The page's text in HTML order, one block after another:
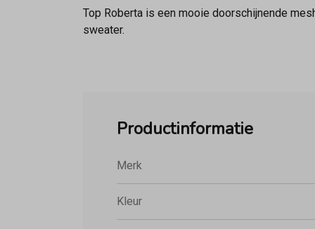
Top Roberta is een mooie doorschijnende
sweater.
Productinformatie
Merk
Kleur